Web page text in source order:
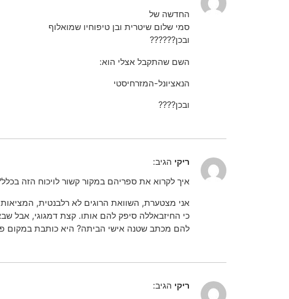
החדשה של
סמי שלום שיטרית ובן טיפוחיו שמואלוף
ובכן??????
השם שהתקבל אצלי הוא:
הנאציונל-המזרחיסטי
ובכן????
ריקי הגיב:
איך לקרוא את ספריהם במקור קשור לויכוח הזה
אני מצטערת, השוואת הרוגים לא רלבנטית,
כי החיזבאללה סיפק להם אותו. קצת דמגוגי, אבל
להם מכתב שטנה אישי הביתה? היא כותבת במקום
ריקי הגיב: